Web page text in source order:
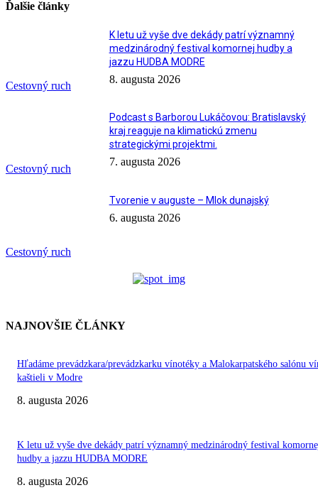
Ďalšie články
Cestovný ruch
K letu už vyše dve dekády patrí významný
medzinárodný festival komornej hudby a
jazzu HUDBA MODRE
8. augusta 2026
Cestovný ruch
Podcast s Barborou Lukáčovou: Bratislavský
kraj reaguje na klimatickú zmenu
strategickými projektmi.
7. augusta 2026
Cestovný ruch
Tvorenie v auguste – Mlok dunajský
6. augusta 2026
NAJNOVŠIE ČLÁNKY
Hľadáme prevádzkara/prevádzkarku vínotéky a Malokarpatského salónu
kaštieli v Modre
8. augusta 2026
K letu už vyše dve dekády patrí významný medzinárodný festival
hudby a jazzu HUDBA MODRE
8. augusta 2026